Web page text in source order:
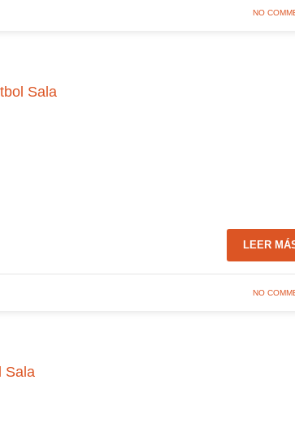
NO
Sala
LEER
NO
Sala